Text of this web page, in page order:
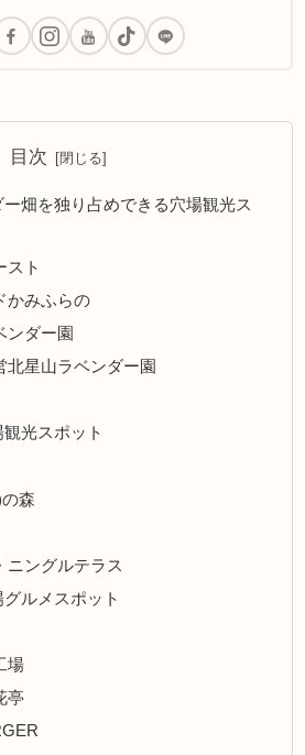
目次
畑を独り占めできる穴場観光ス
スト
かみふらの
ンダー園
北星山ラベンダー園
光スポット
森
ニングルテラス
ルメスポット
場
亭